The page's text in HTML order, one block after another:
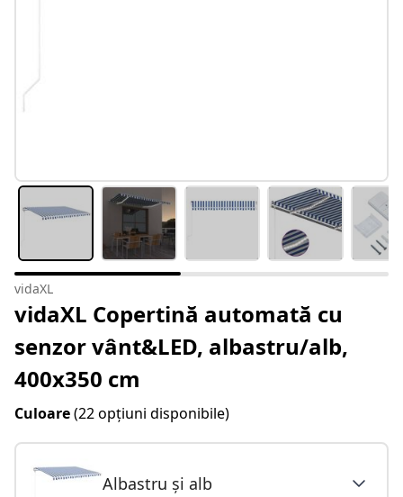
vidaXL
vidaXL Copertină automată cu
senzor vânt&LED, albastru/alb,
400x350 cm
Culoare(22 opțiuni disponibile)
Albastru și alb